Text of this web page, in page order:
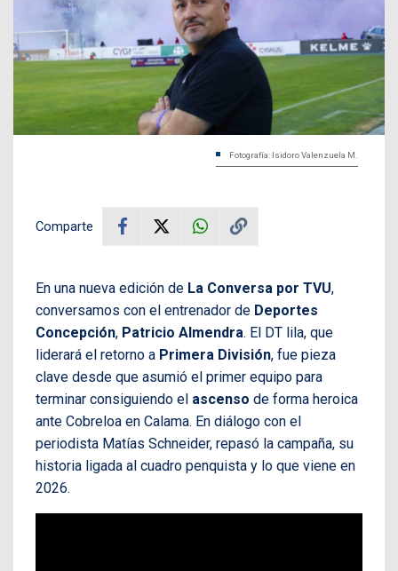
Fotografía: Isidoro Valenzuela M.
Comparte
En una nueva edición de La Conversa por TVU,
conversamos con el entrenador de Deportes
Concepción, Patricio Almendra. El DT lila, que
liderará el retorno a Primera División, fue pieza
clave desde que asumió el primer equipo para
terminar consiguiendo el ascenso de forma heroica
ante Cobreloa en Calama. En diálogo con el
periodista Matías Schneider, repasó la campaña, su
historia ligada al cuadro penquista y lo que viene en
2026.